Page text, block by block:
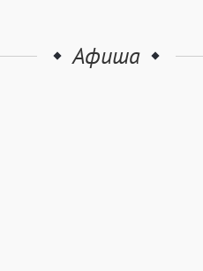
Афиша